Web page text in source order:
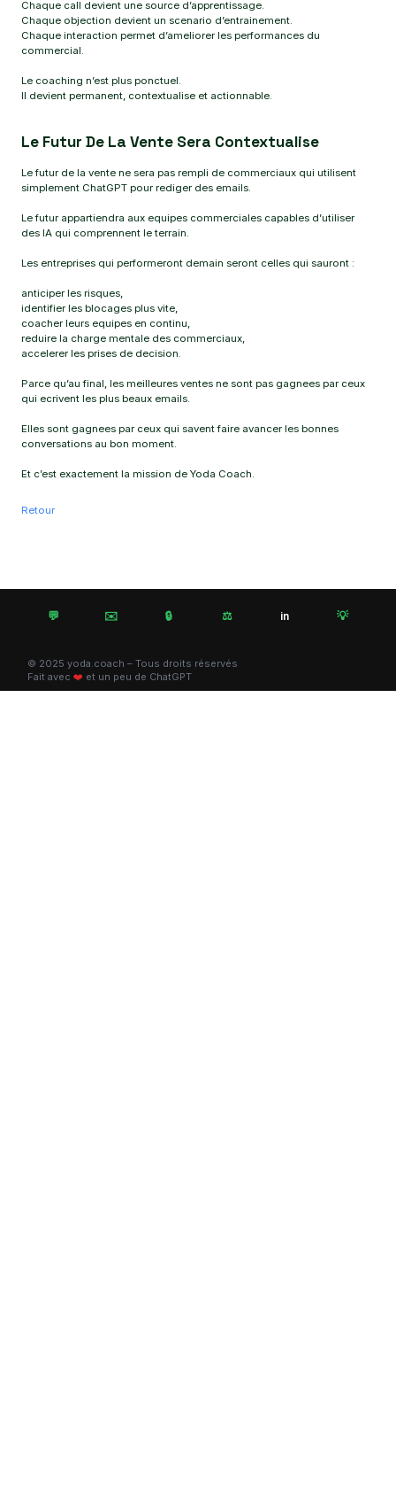
Chaque call devient une source d’apprentissage.
Chaque objection devient un scenario d’entrainement.
Chaque interaction permet d’ameliorer les performances du
commercial.
Le coaching n’est plus ponctuel.
Il devient permanent, contextualise et actionnable.
Le Futur De La Vente Sera Contextualise
Le futur de la vente ne sera pas rempli de commerciaux qui utilisent
simplement ChatGPT pour rediger des emails.
Le futur appartiendra aux equipes commerciales capables d’utiliser
des IA qui comprennent le terrain.
Les entreprises qui performeront demain seront celles qui sauront :
anticiper les risques,
identifier les blocages plus vite,
coacher leurs equipes en continu,
reduire la charge mentale des commerciaux,
accelerer les prises de decision.
Parce qu’au final, les meilleures ventes ne sont pas gagnees par ceux
qui ecrivent les plus beaux emails.
Elles sont gagnees par ceux qui savent faire avancer les bonnes
conversations au bon moment.
Et c’est exactement la mission de Yoda Coach.
Retour
💬 ✉️ 🔒 ⚖️ in 💡
© 2025 yoda.coach – Tous droits réservés
Fait avec ❤️ et un peu de ChatGPT